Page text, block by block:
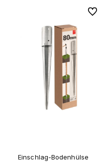
Einschlag-Bodenhülse
Zu